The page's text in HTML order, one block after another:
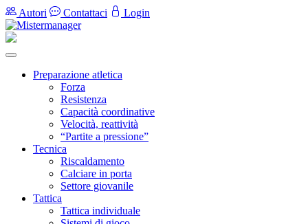
Autori Contattaci Login
Preparazione atletica
Forza
Resistenza
Capacità coordinative
Velocità, reattività
“Partite a pressione”
Tecnica
Riscaldamento
Calciare in porta
Settore giovanile
Tattica
Tattica individuale